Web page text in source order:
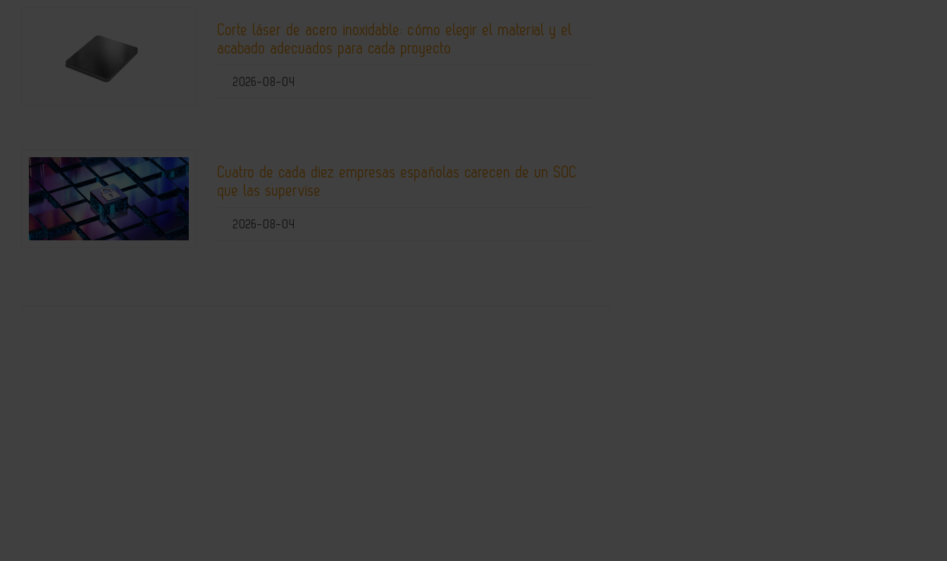
Corte láser de acero inoxidable: cómo elegir el material y el
acabado adecuados para cada proyecto
2026-08-04
Cuatro de cada diez empresas españolas carecen de un SOC
que las supervise
2026-08-04